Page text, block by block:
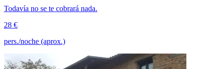
Todavía no se te cobrará nada.
28 €
pers./noche (aprox.)